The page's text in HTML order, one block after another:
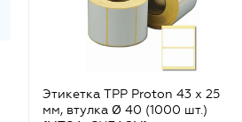
Этикетка TPP Proton 43 x 25
мм, втулка Ø 40 (1000 шт.)